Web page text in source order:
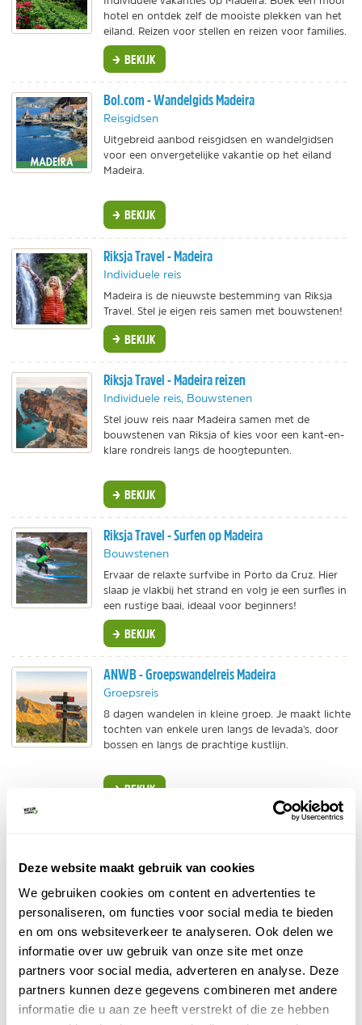
Deze website maakt gebruik van cookies
We gebruiken cookies om content en advertenties te
personaliseren, om functies voor social media te bieden
en om ons websiteverkeer te analyseren. Ook delen we
informatie over uw gebruik van onze site met onze
partners voor social media, adverteren en analyse. Deze
partners kunnen deze gegevens combineren met andere
informatie die u aan ze heeft verstrekt of die ze hebben
hotel en ontdek zelf de mooiste plekken van het
eiland. Reizen voor stellen en reizen voor families.
BEKIJK
Bol.com - Wandelgids Madeira
Reisgidsen
Uitgebreid aanbod reisgidsen en wandelgidsen
voor een onvergetelijke vakantie op het eiland
Madeira.
BEKIJK
Riksja Travel - Madeira
Individuele reis
Madeira is de nieuwste bestemming van Riksja
Travel. Stel je eigen reis samen met bouwstenen!
BEKIJK
Riksja Travel - Madeira reizen
Individuele reis, Bouwstenen
Stel jouw reis naar Madeira samen met de
bouwstenen van Riksja of kies voor een kant-en-
klare rondreis langs de hoogtepunten.
BEKIJK
Riksja Travel - Surfen op Madeira
Bouwstenen
Ervaar de relaxte surfvibe in Porto da Cruz. Hier
slaap je vlakbij het strand en volg je een surfles in
een rustige baai, ideaal voor beginners!
BEKIJK
ANWB - Groepswandelreis Madeira
Groepsreis
8 dagen wandelen in kleine groep. Je maakt lichte
tochten van enkele uren langs de levada's, door
bossen en langs de prachtige kustlijn.
BEKIJK
Huur een van de huisjes in de prachtige
uitvalsbasis voor wandelingen en ideaal voor
rustzoekers.
BEKIJK
Sunny Cars - Betrouwbare autohuur
Individuele reis